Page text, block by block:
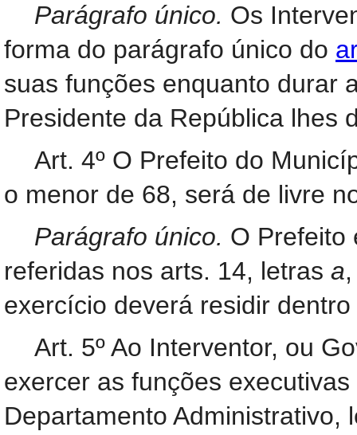
Parágrafo único. Os
forma do parágrafo único do
suas funções enquanto durar
Presidente da República lhes
Art. 4º O Prefeito do
o menor de 68, será de livre
Parágrafo único. O Prefeito
referidas nos arts. 14, letras a
exercício deverá residir
Art. 5º Ao Interventor, ou
exercer as funções
Departamento Administrativo,